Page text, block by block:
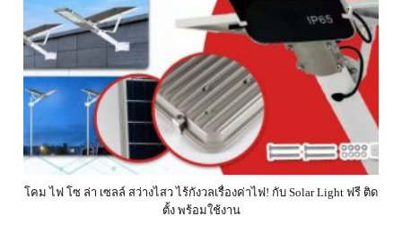
โคม ไฟ โซ ล่า เซลล์ สว่างไสว ไร้กังวลเรื่องค่าไฟ! กับ Solar Light ฟรี ติด
ตั้ง พร้อมใช้งาน